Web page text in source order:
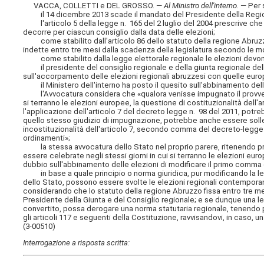
VACCA, COLLETTI e DEL GROSSO. —Al Ministro dell'interno — Per
il 14 dicembre 2013 scade il mandato del Presidente della
l'articolo 5 della legge n. 165 del 2 luglio del 2004 prescrive che
decorre per ciascun consiglio dalla data delle elezioni;
come stabilito dall'articolo 86 dello statuto della regione
indette entro tre mesi dalla scadenza della legislatura secondo le
come stabilito dalla legge elettorale regionale le elezioni
il presidente del consiglio regionale e della giunta regionale
sull'accorpamento delle elezioni regionali abruzzesi con quelle
il Ministero dell'interno ha posto il quesito sull'abbinamento
l'Avvocatura considera che «qualora venisse impugnato il
si terranno le elezioni europee, la questione di costituzionalità
l'applicazione dell'articolo 7 del decreto legge n. 98 del 2011,
quello stesso giudizio di impugnazione, potrebbe anche essere
incostituzionalità dell'articolo 7, secondo comma del decreto-
ordinamenti»;
la stessa avvocatura dello Stato nel proprio parere, ritenendo
essere celebrate negli stessi giorni in cui si terranno le elezioni
dubbio sull'abbinamento delle elezioni di modificare il primo
in base a quale principio o norma giuridica, pur modificando la
dello Stato, possono essere svolte le elezioni regionali
considerando che lo statuto della regione Abruzzo fissa entro tre
Presidente della Giunta e del Consiglio regionale; e se dunque
convertito, possa derogare una norma statutaria regionale,
gli articoli 117 e seguenti della Costituzione, ravvisandovi, in
(3-00510)
Interrogazione a risposta scritta: